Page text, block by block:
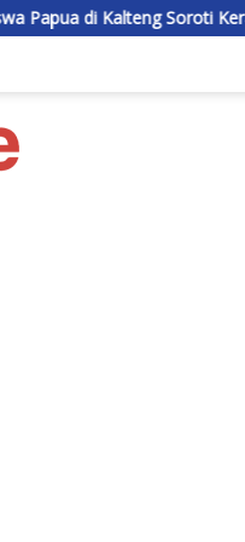
Soroti Keracunan MBG di